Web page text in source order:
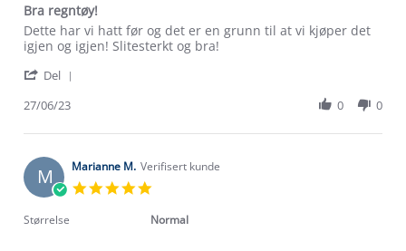
Bra regntøy!
Review
by
B.
27
2023
review
stating
regntøy!
Dette har vi hatt før og det er en grunn til at vi kjøper det
igjen og igjen! Slitesterkt og bra!
Del
Christine
on
27
Jun
27/06/23 0 0
M Marianne M. Verifisert kunde
rating
Størrelse Normal